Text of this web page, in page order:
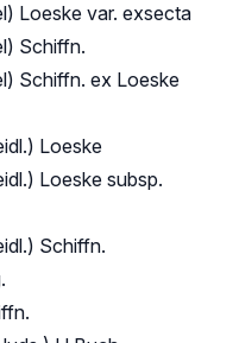
Loeske var. exsecta
Schiffn.
Schiffn. ex Loeske
Loeske
Loeske subsp.
Schiffn.